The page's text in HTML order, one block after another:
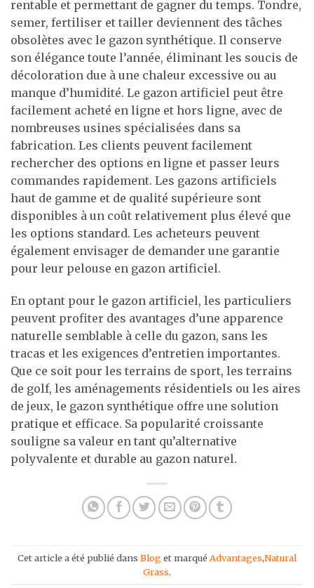
rentable et permettant de gagner du temps. Tondre,
semer, fertiliser et tailler deviennent des tâches
obsolètes avec le gazon synthétique. Il conserve
son élégance toute l’année, éliminant les soucis de
décoloration due à une chaleur excessive ou au
manque d’humidité. Le gazon artificiel peut être
facilement acheté en ligne et hors ligne, avec de
nombreuses usines spécialisées dans sa
fabrication. Les clients peuvent facilement
rechercher des options en ligne et passer leurs
commandes rapidement. Les gazons artificiels
haut de gamme et de qualité supérieure sont
disponibles à un coût relativement plus élevé que
les options standard. Les acheteurs peuvent
également envisager de demander une garantie
pour leur pelouse en gazon artificiel.
En optant pour le gazon artificiel, les particuliers
peuvent profiter des avantages d’une apparence
naturelle semblable à celle du gazon, sans les
tracas et les exigences d’entretien importantes.
Que ce soit pour les terrains de sport, les terrains
de golf, les aménagements résidentiels ou les aires
de jeux, le gazon synthétique offre une solution
pratique et efficace. Sa popularité croissante
souligne sa valeur en tant qu’alternative
polyvalente et durable au gazon naturel.
Cet article a été publié dans Bloget marqué Advantages,Natural
Grass.